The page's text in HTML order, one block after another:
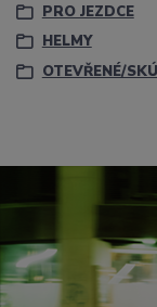
PRO JEZDCE
HELMY
OTEVŘENÉ/